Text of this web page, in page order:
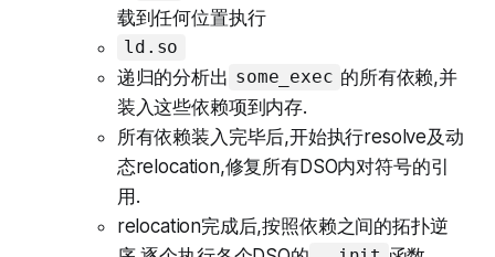
载到任何位置执行
ld.so
递归的分析出 some_exec 的所有依赖,并
装入这些依赖项到内存.
所有依赖装入完毕后,开始执行resolve及动
态relocation,修复所有DSO内对符号的引
用.
relocation完成后,按照依赖之间的拓扑逆